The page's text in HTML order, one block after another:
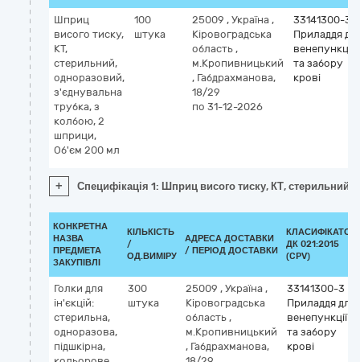
Шприц
висого тиску,
КТ,
стерильний,
одноразовий,
з'єднувальна
трубка, з
колбою, 2
шприци,
Об'єм 200 мл
100
штука
25009 , Україна ,
Кіровоградська
область ,
м.Кропивницький
, Габдрахманова,
18/29
по 31-12-2026
33141300-3
Приладдя
венепункції
та забору
крові
+ Специфікація 1: Шприц висого тиску, КТ,
КОНКРЕТНА
НАЗВА
ПРЕДМЕТА
ЗАКУПІВЛІ
КІЛЬКІСТЬ
/
ОД.ВИМІРУ
АДРЕСА ДОСТАВКИ
/ ПЕРІОД ДОСТАВКИ
КЛАСИФІКАТОР
ДК 021:2015
(CPV)
Голки для
ін'єкцій:
cтерильна,
одноразова,
підшкірна,
300
штука
25009 , Україна ,
Кіровоградська
область ,
м.Кропивницький
, Габдрахманова,
33141300-3
Приладдя для
венепункції
та забору
крові